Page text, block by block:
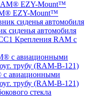
EZY-Mount™
сиденья автомобиля
Крепления RAM с
авиационными
трубу (RAM-B-121)